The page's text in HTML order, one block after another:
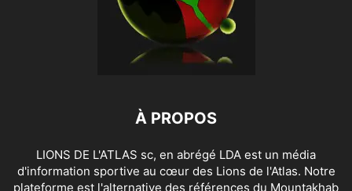
À PROPOS
LIONS DE L'ATLAS sc, en abrégé LDA est un média
d'information sportive au cœur des Lions de l'Atlas. Notre
plateforme est l'alternative des références du Mountakhab